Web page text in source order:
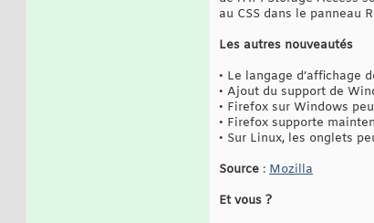
au CSS dans le panneau
Les autres nouveautés
• Le langage d’affichage
• Ajout du support de
• Firefox sur Windows
• Firefox supporte
• Sur Linux, les onglets
Source : Mozilla
Et vous ?